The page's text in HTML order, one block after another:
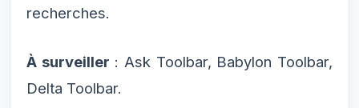
recherches.
À surveiller : Ask Toolbar, Babylon Toolbar,
Delta Toolbar.